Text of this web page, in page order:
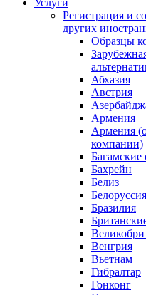
Услуги
Регистрация и
других
Образцы
Абхазия
Австрия
Армения
Армения
компании)
Багамские
Бахрейн
Белиз
Белоруссия
Бразилия
Венгрия
Вьетнам
Гибралтар
Гонконг